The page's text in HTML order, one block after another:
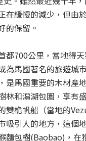
在緩慢的減少，但由
的保留。
都700公里，當地得
為馬國著名的旅遊城
是馬國重要的木材產
林和潟湖包圍，享有
雙桅帆船（當地的
吸引人的地方，這個
麵包樹(Baobao)，在